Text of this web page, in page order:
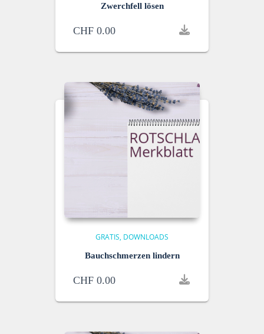
Zwerchfell lösen
CHF 0.00
GRATIS DOWNLOADS
Bauchschmerzen lindern
CHF 0.00